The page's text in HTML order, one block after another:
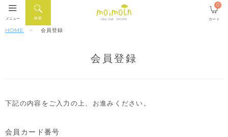
ONLINE STORE
検索
メニュー カート
0
HOME 会員登録
会員登録
下記の内容をご入力の上、お進みください。
会員カード番号